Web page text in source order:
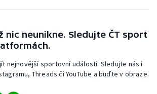
nic neunikne. Sledujte ČT sport
nejnovější sportovní události. Sledujte nás i
Threads či YouTube a buďte v obraze.